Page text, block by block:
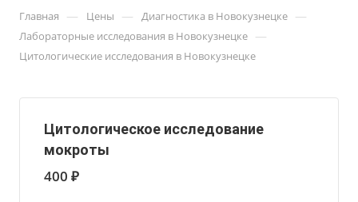
Главная — Цены — Диагностика в Новокузнецке —
Лабораторные исследования в Новокузнецке —
Цитологические исследования в Новокузнецке
Цитологическое исследование
мокроты
400 ₽